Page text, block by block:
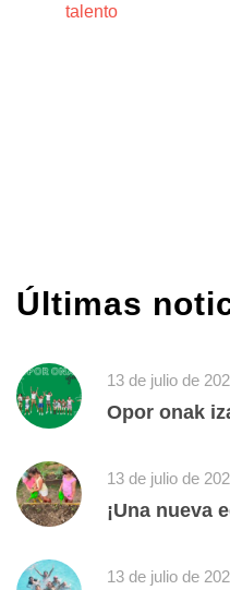
talento
Últimas
13 de julio de
Opor onak
13 de julio de
¡Una nueva
13 de julio de